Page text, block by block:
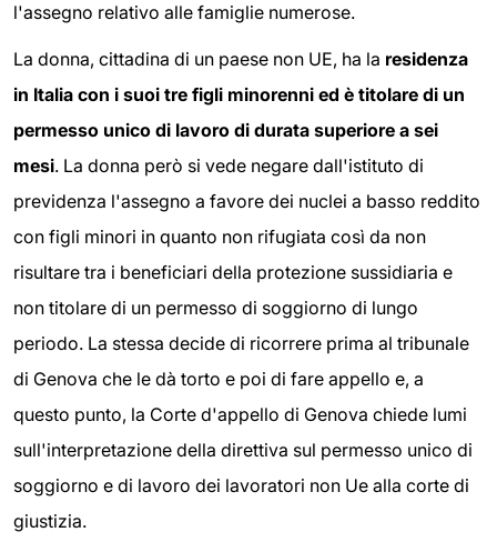
l'assegno relativo alle famiglie numerose.
La donna, cittadina di un paese non UE, ha la residenza
in Italia con i suoi tre figli minorenni ed è titolare di un
permesso unico di lavoro di durata superiore a sei
mesi. La donna però si vede negare dall'istituto di
previdenza l'assegno a favore dei nuclei a basso reddito
con figli minori in quanto non rifugiata così da non
risultare tra i beneficiari della protezione sussidiaria e
non titolare di un permesso di soggiorno di lungo
periodo. La stessa decide di ricorrere prima al tribunale
di Genova che le dà torto e poi di fare appello e, a
questo punto, la Corte d'appello di Genova chiede lumi
sull'interpretazione della direttiva sul permesso unico di
soggiorno e di lavoro dei lavoratori non Ue alla corte di
giustizia.